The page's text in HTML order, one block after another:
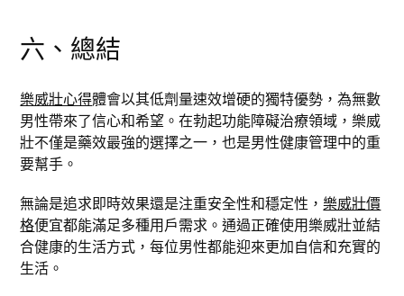
六、總結
樂威壯心得體會以其低劑量速效增硬的獨特優勢，為無數
男性帶來了信心和希望。在勃起功能障礙治療領域，樂威
壯不僅是藥效最強的選擇之一，也是男性健康管理中的重
要幫手。
無論是追求即時效果還是注重安全性和穩定性，樂威壯價
格便宜都能滿足多種用戶需求。通過正確使用樂威壯並結
合健康的生活方式，每位男性都能迎來更加自信和充實的
生活。